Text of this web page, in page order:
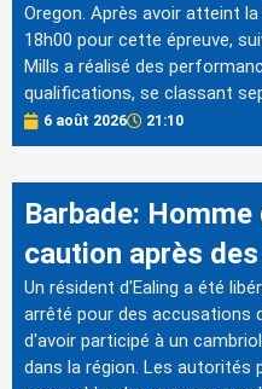
Oregon. Après avoir atteint
18h00 pour cette épreuve,
Mills a réalisé des
qualifications, se classant
6 août 2026 21:10
Barbade: Homme
caution après
Un résident d'Ealing a été
arrêté pour des accusations
d'avoir participé à un
dans la région. Les autorités